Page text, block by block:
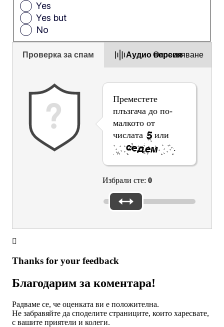
Yes
Yes but
No
Проверка за спам Aудио версия
Преместете
плъзгача до по-
малкото от
числата
или
.
Избрали сте: 0
Опресняване
Thanks for your feedback
Благодарим за коментара!
Радваме се, че оценката ви е положителна.
Не забравяйте да споделите страниците, които харесвате,
с вашите приятели и колеги.